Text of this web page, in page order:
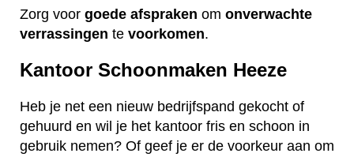
Zorg voor goede afspraken om onverwachte
verrassingen te voorkomen.
Kantoor Schoonmaken Heeze
Heb je net een nieuw bedrijfspand gekocht of
gehuurd en wil je het kantoor fris en schoon in
gebruik nemen? Of geef je er de voorkeur aan om